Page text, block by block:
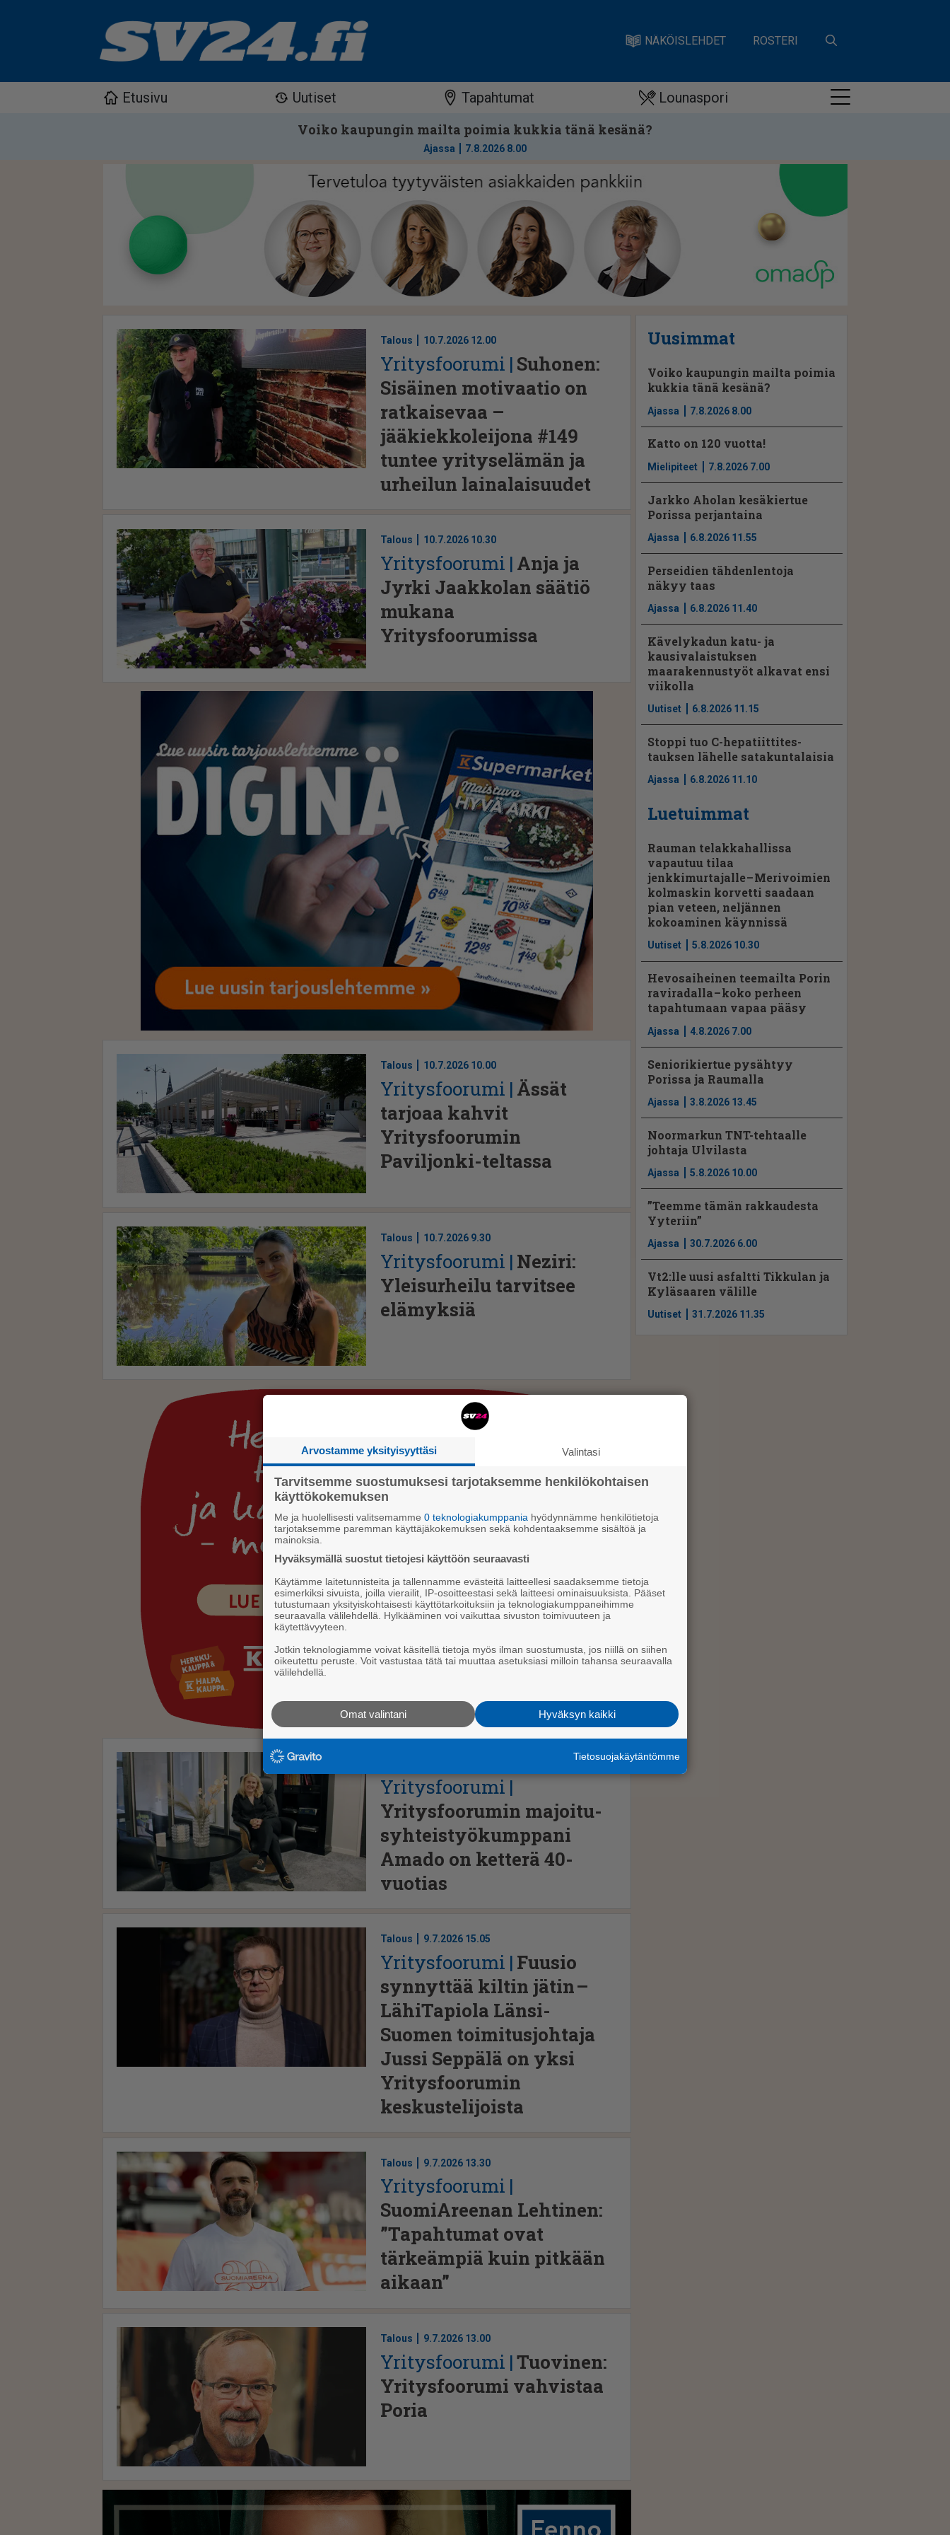
NÄKÖISLEHDET ROSTERI
Etusivu Uutiset Tapahtumat
Lounaspori
Voiko kaupungin mailta poimia kukkia tänä kesänä?
Ajassa 7.8.2026 8.00
Talous 10.7.2026 12.00
Yri­tys­foo­ru­mi Suhonen:
Sisäinen motivaatio on
ratkaisevaa –
jääkiekkoleijona #149
tuntee yrityselämän ja
urheilun lainalaisuudet
Talous 10.7.2026 10.30
Yri­tys­foo­ru­mi Anja ja
Jyrki Jaakkolan säätiö
mukana
Yritysfoorumissa
Talous 10.7.2026 10.00
Yri­tys­foo­ru­mi Ässät
tarjoaa kahvit
Yritysfoorumin
Paviljonki-teltassa
Talous 10.7.2026 9.30
Yri­tys­foo­ru­mi Neziri:
Yleisurheilu tarvitsee
elämyksiä
Yri­tys­foo­ru­mi
Yritysfoorumin majoitu­
syh­teis­työ­kumppani
Amado on ketterä 40-
vuotias
Talous 9.7.2026 15.05
Yri­tys­foo­ru­mi Fuusio
synnyttää kiltin jätin –
LähiTapiola Länsi-
Suomen toimitusjohtaja
Jussi Seppälä on yksi
Yritysfoorumin
keskustelijoista
Talous 9.7.2026 13.30
Yri­tys­foo­ru­mi
SuomiAreenan Lehtinen:
”Tapahtumat ovat
tärkeämpiä kuin pitkään
aikaan”
Talous 9.7.2026 13.00
Yri­tys­foo­ru­mi Tuovinen:
Yritysfoorumi vahvistaa
Poria
Uusimmat
Voiko kaupungin mailta poimia
kukkia tänä kesänä?
Ajassa 7.8.2026 8.00
Katto on 120 vuotta!
Mielipiteet 7.8.2026 7.00
Jarkko Aholan kesäkiertue
Porissa perjantaina
Ajassa 6.8.2026 11.55
Perseidien tähdenlentoja
näkyy taas
Ajassa 6.8.2026 11.40
Kävelykadun katu- ja
kausivalaistuksen
maarakennustyöt alkavat ensi
viikolla
Uutiset 6.8.2026 11.15
Stoppi tuo C-hepatiit­ti­tes­
tauksen lähelle satakuntalaisia
Ajassa 6.8.2026 11.10
Luetuimmat
Rauman telakkahallissa
vapautuu tilaa
jenkkimurtajalle – Merivoimien
kolmaskin korvetti saadaan
pian veteen, neljännen
kokoaminen käynnissä
Uutiset 5.8.2026 10.30
Hevosaiheinen teemailta Porin
raviradalla – koko perheen
tapahtumaan vapaa pääsy
Ajassa 4.8.2026 7.00
Seniorikiertue pysähtyy
Porissa ja Raumalla
Ajassa 3.8.2026 13.45
Noormarkun TNT-tehtaalle
johtaja Ulvilasta
Ajassa 5.8.2026 10.00
”Teemme tämän rakkaudesta
Yyteriin”
Ajassa 30.7.2026 6.00
Vt2:lle uusi asfaltti Tikkulan ja
Kyläsaaren välille
Uutiset 31.7.2026 11.35
Arvostamme yksityisyyttäsi Valintasi
Tarvitsemme suostumuksesi tarjotaksemme henkilökohtaisen
käyttökokemuksen
Me ja huolellisesti valitsemamme 0 teknologiakumppania hyödynnämme henkilötietoja
tarjotaksemme paremman käyttäjäkokemuksen sekä kohdentaaksemme sisältöä ja
mainoksia.
Hyväksymällä suostut tietojesi käyttöön seuraavasti
Käytämme laitetunnisteita ja tallennamme evästeitä laitteellesi saadaksemme tietoja
esimerkiksi sivuista, joilla vierailit, IP-osoitteestasi sekä laitteesi ominaisuuksista. Pääset
tutustumaan yksityiskohtaisesti käyttötarkoituksiin ja teknologiakumppaneihimme
seuraavalla välilehdellä. Hylkääminen voi vaikuttaa sivuston toimivuuteen ja
käytettävyyteen.
Jotkin teknologiamme voivat käsitellä tietoja myös ilman suostumusta, jos niillä on siihen
oikeutettu peruste. Voit vastustaa tätä tai muuttaa asetuksiasi milloin tahansa seuraavalla
välilehdellä.
Hyväksyn kaikki
Omat valintani
Tietosuojakäytäntömme